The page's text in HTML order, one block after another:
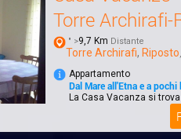
Torre Archirafi-
" >9,7 Km Distante
Torre Archirafi, Riposto
Appartamento
Dal Mare all'Etna e a
La Casa Vacanza si
borgo marinaro di